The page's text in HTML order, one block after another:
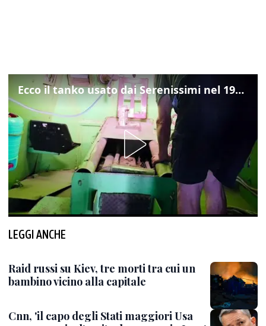
Ecco il tanko usato dai Serenissimi nel 1997 per il blitz a San Marco
LEGGI ANCHE
Raid russi su Kiev, tre morti tra cui un
bambino vicino alla capitale
Cnn, 'il capo degli Stati maggiori Usa